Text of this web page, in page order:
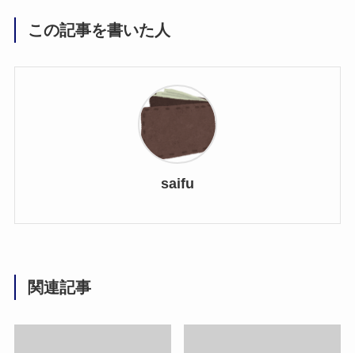
この記事を書いた人
saifu
関連記事